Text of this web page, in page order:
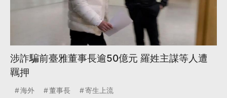
涉詐騙前臺雅董事長逾50億元 羅姓主謀等人遭
羈押
海外 董事長 寄生上流